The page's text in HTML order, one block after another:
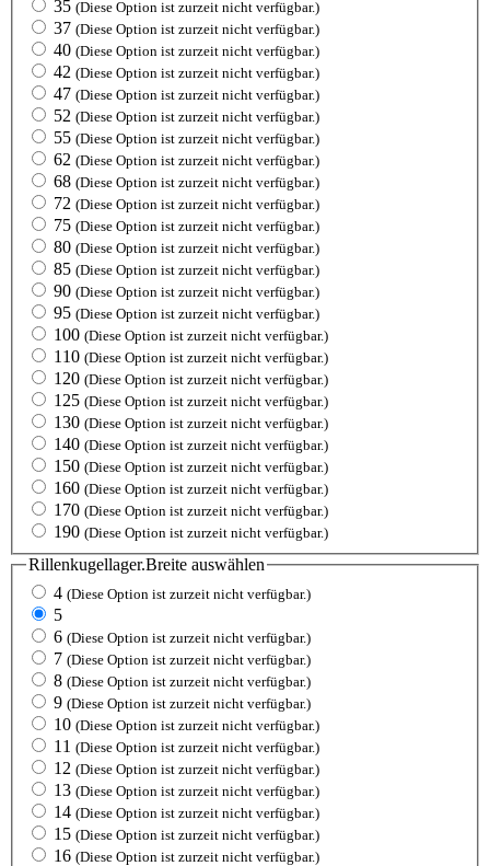
35 (Diese Option ist zurzeit nicht verfügbar.)
37 (Diese Option ist zurzeit nicht verfügbar.)
40 (Diese Option ist zurzeit nicht verfügbar.)
42 (Diese Option ist zurzeit nicht verfügbar.)
47 (Diese Option ist zurzeit nicht verfügbar.)
52 (Diese Option ist zurzeit nicht verfügbar.)
55 (Diese Option ist zurzeit nicht verfügbar.)
62 (Diese Option ist zurzeit nicht verfügbar.)
68 (Diese Option ist zurzeit nicht verfügbar.)
72 (Diese Option ist zurzeit nicht verfügbar.)
75 (Diese Option ist zurzeit nicht verfügbar.)
80 (Diese Option ist zurzeit nicht verfügbar.)
85 (Diese Option ist zurzeit nicht verfügbar.)
90 (Diese Option ist zurzeit nicht verfügbar.)
95 (Diese Option ist zurzeit nicht verfügbar.)
100 (Diese Option ist zurzeit nicht verfügbar.)
110 (Diese Option ist zurzeit nicht verfügbar.)
120 (Diese Option ist zurzeit nicht verfügbar.)
125 (Diese Option ist zurzeit nicht verfügbar.)
130 (Diese Option ist zurzeit nicht verfügbar.)
140 (Diese Option ist zurzeit nicht verfügbar.)
150 (Diese Option ist zurzeit nicht verfügbar.)
160 (Diese Option ist zurzeit nicht verfügbar.)
170 (Diese Option ist zurzeit nicht verfügbar.)
190 (Diese Option ist zurzeit nicht verfügbar.)
Rillenkugellager.Breite auswählen
4 (Diese Option ist zurzeit nicht verfügbar.)
5
6 (Diese Option ist zurzeit nicht verfügbar.)
7 (Diese Option ist zurzeit nicht verfügbar.)
8 (Diese Option ist zurzeit nicht verfügbar.)
9 (Diese Option ist zurzeit nicht verfügbar.)
10 (Diese Option ist zurzeit nicht verfügbar.)
11 (Diese Option ist zurzeit nicht verfügbar.)
12 (Diese Option ist zurzeit nicht verfügbar.)
13 (Diese Option ist zurzeit nicht verfügbar.)
14 (Diese Option ist zurzeit nicht verfügbar.)
15 (Diese Option ist zurzeit nicht verfügbar.)
16 (Diese Option ist zurzeit nicht verfügbar.)